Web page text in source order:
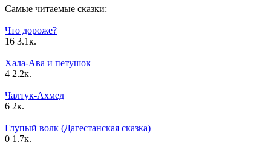
Самые читаемые сказки:
Что дороже?
16 3.1к.
Хала-Ава и петушок
4 2.2к.
Чалтук-Ахмед
6 2к.
Глупый волк (Дагестанская сказка)
0 1.7к.